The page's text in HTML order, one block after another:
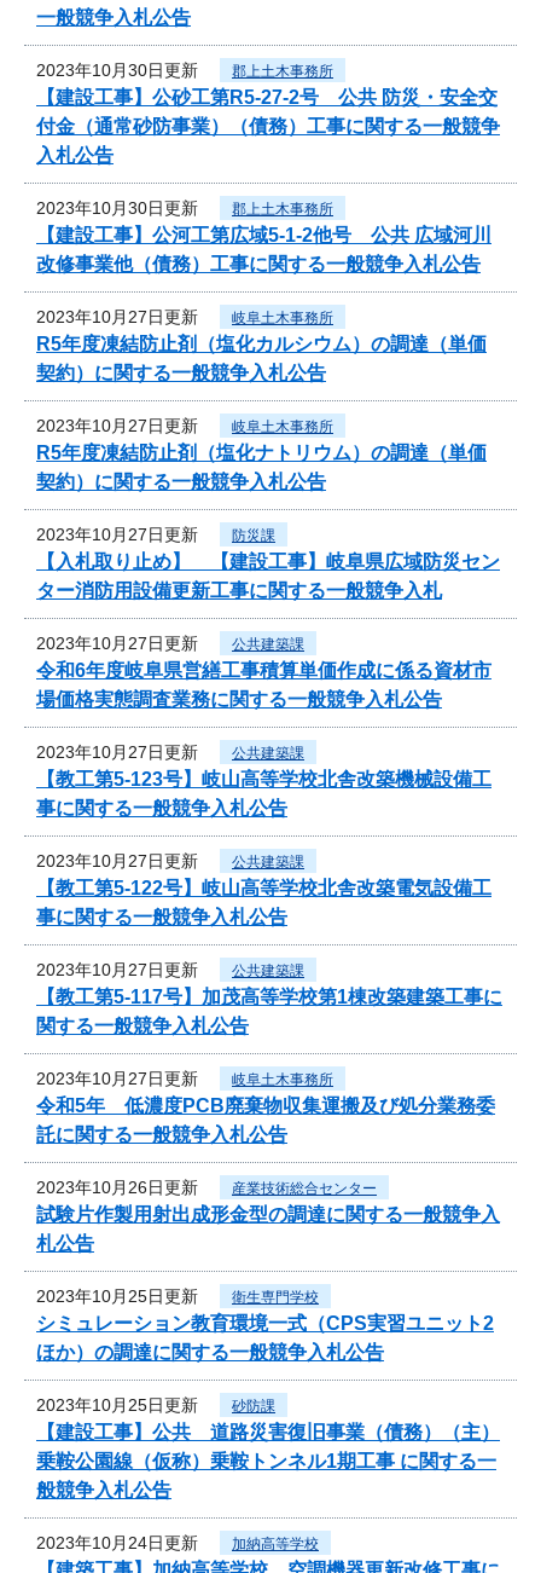
一般競争入札公告
2023年10月30日更新 郡上土木事務所
【建設工事】公砂工第R5-27-2号 公共 防災・安全交
付金（通常砂防事業）（債務）工事に関する一般競争
入札公告
2023年10月30日更新 郡上土木事務所
【建設工事】公河工第広域5-1-2他号 公共 広域河川
改修事業他（債務）工事に関する一般競争入札公告
2023年10月27日更新 岐阜土木事務所
R5年度凍結防止剤（塩化カルシウム）の調達（単価
契約）に関する一般競争入札公告
2023年10月27日更新 岐阜土木事務所
R5年度凍結防止剤（塩化ナトリウム）の調達（単価
契約）に関する一般競争入札公告
2023年10月27日更新 防災課
【入札取り止め】 【建設工事】岐阜県広域防災セン
ター消防用設備更新工事に関する一般競争入札
2023年10月27日更新 公共建築課
令和6年度岐阜県営繕工事積算単価作成に係る資材市
場価格実態調査業務に関する一般競争入札公告
2023年10月27日更新 公共建築課
【教工第5-123号】岐山高等学校北舎改築機械設備工
事に関する一般競争入札公告
2023年10月27日更新 公共建築課
【教工第5-122号】岐山高等学校北舎改築電気設備工
事に関する一般競争入札公告
2023年10月27日更新 公共建築課
【教工第5-117号】加茂高等学校第1棟改築建築工事に
関する一般競争入札公告
2023年10月27日更新 岐阜土木事務所
令和5年 低濃度PCB廃棄物収集運搬及び処分業務委
託に関する一般競争入札公告
2023年10月26日更新 産業技術総合センター
試験片作製用射出成形金型の調達に関する一般競争入
札公告
2023年10月25日更新 衛生専門学校
シミュレーション教育環境一式（CPS実習ユニット2
ほか）の調達に関する一般競争入札公告
2023年10月25日更新 砂防課
【建設工事】公共 道路災害復旧事業（債務）（主）
乗鞍公園線（仮称）乗鞍トンネル1期工事 に関する一
般競争入札公告
2023年10月24日更新 加納高等学校